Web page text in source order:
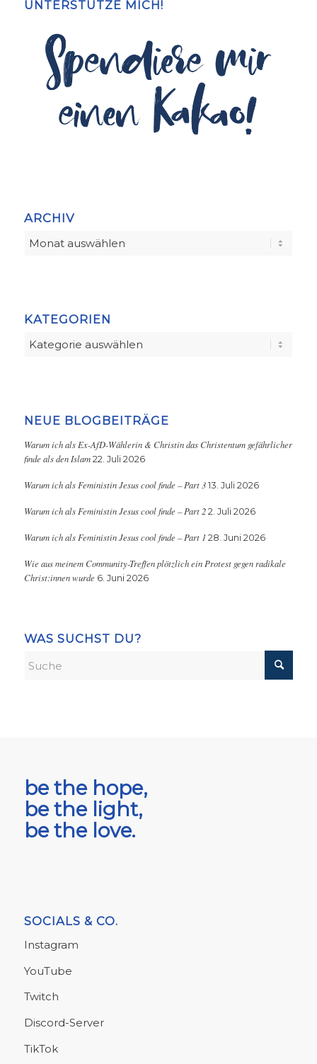
UNTERSTÜTZE MICH!
ARCHIV
KATEGORIEN
Kategorien
NEUE BLOGBEITRÄGE
Warum ich als Ex-AfD-Wählerin & Christin das Christentum gefährlicher
finde als den Islam 22. Juli 2026
Warum ich als Feministin Jesus cool finde – Part 3 13. Juli 2026
Warum ich als Feministin Jesus cool finde – Part 2 2. Juli 2026
Warum ich als Feministin Jesus cool finde – Part 1 28. Juni 2026
Wie aus meinem Community-Treffen plötzlich ein Protest gegen radikale
Christ:innen wurde 6. Juni 2026
WAS SUCHST DU?
be the hope,
be the light,
be the love.
SOCIALS & CO.
Instagram
YouTube
Twitch
Discord-Server
TikTok